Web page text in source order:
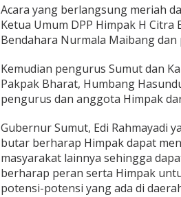
i
H
a
l
l
Acara yang berlangsung meriah
Ketua Umum DPP Himpak H Citra
Bendahara Nurmala Maibang
Kemudian pengurus Sumut dan
Pakpak Bharat, Humbang
pengurus dan anggota Himpak
Gubernur Sumut, Edi Rahmayadi
butar berharap Himpak dapat
masyarakat lainnya sehingga
berharap peran serta Himpak
potensi-potensi yang ada di